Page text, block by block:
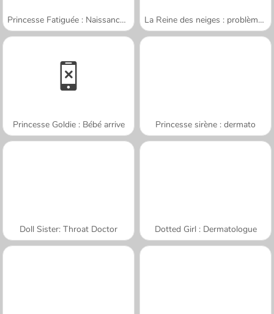
Princesse Fatiguée : Naissance des Jumeaux La Reine des neiges : problème de langue
Princesse Goldie : Bébé arrive Princesse sirène : dermato
Doll Sister: Throat Doctor Dotted Girl : Dermatologue